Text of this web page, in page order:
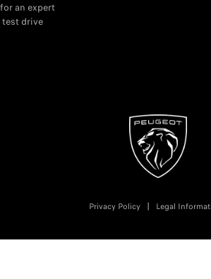
an expert
test drive
Privacy Policy Legal